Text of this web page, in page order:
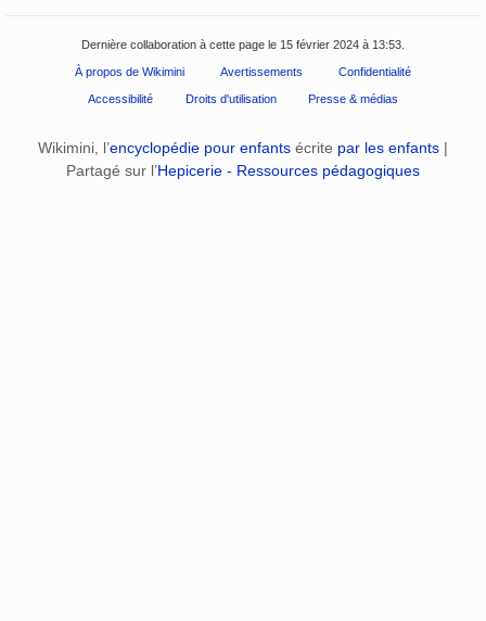
Dernière collaboration à cette page le 15 février 2024 à 13:53.
À propos de Wikimini Avertissements Confidentialité
Accessibilité Droits d'utilisation Presse & médias
Wikimini, l’encyclopédie pour enfants écrite par les enfants |
Partagé sur l’Hepicerie - Ressources pédagogiques